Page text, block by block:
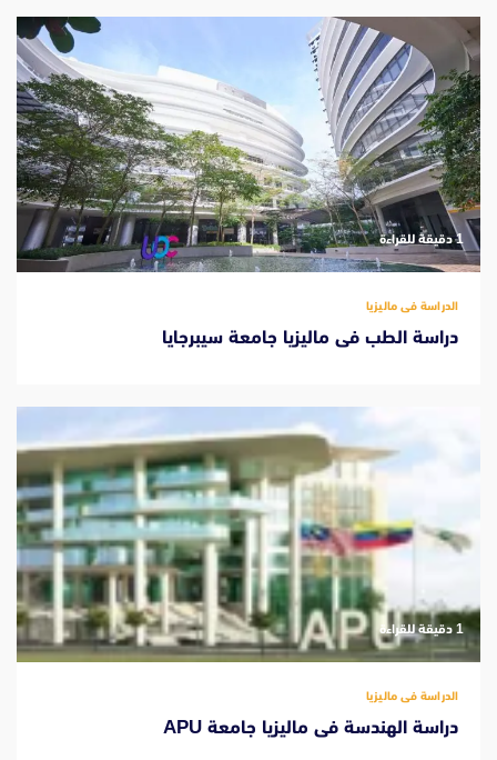
‫1 دقيقة للقراءة
الدراسة فى ماليزيا
دراسة الطب فى ماليزيا جامعة سيبرجايا
‫1 دقيقة للقراءة
الدراسة فى ماليزيا
دراسة الهندسة فى ماليزيا جامعة APU